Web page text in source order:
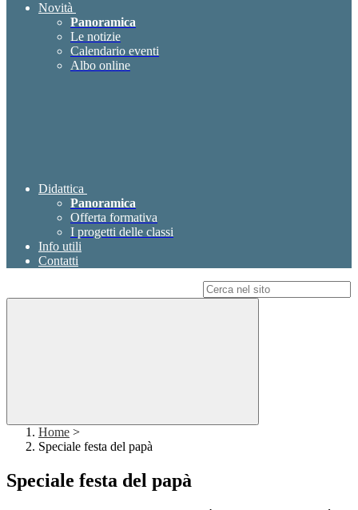
Novità
Panoramica
Le notizie
Calendario eventi
Albo online
Didattica
Panoramica
Offerta formativa
I progetti delle classi
Info utili
Contatti
Home >
Speciale festa del papà
Speciale festa del papà